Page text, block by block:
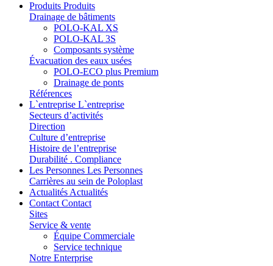
Produits Produits
Drainage de bâtiments
POLO-KAL XS
POLO-KAL 3S
Composants système
Évacuation des eaux usées
POLO-ECO plus Premium
Drainage de ponts
Références
L`entreprise L`entreprise
Secteurs d’activités
Direction
Culture d’entreprise
Histoire de l’entreprise
Durabilité . Compliance
Les Personnes Les Personnes
Carrières au sein de Poloplast
Actualités Actualités
Contact Contact
Sites
Service & vente
Équipe Commerciale
Service technique
Notre Enterprise